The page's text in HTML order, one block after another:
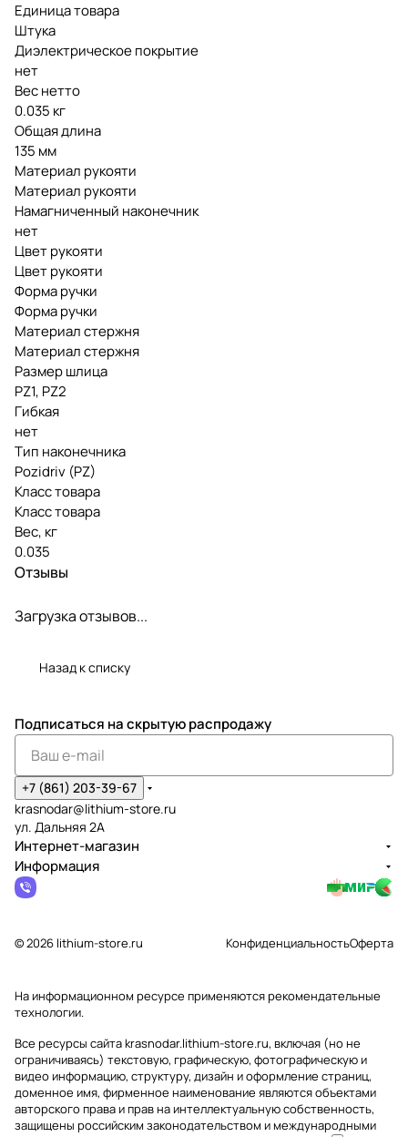
Единица товара
Штука
Диэлектрическое покрытие
нет
Вес нетто
0.035 кг
Общая длина
135 мм
Материал рукояти
Материал рукояти
Намагниченный наконечник
нет
Цвет рукояти
Цвет рукояти
Форма ручки
Форма ручки
Материал стержня
Материал стержня
Размер шлица
PZ1, PZ2
Гибкая
нет
Тип наконечника
Pozidriv (PZ)
Класс товара
Класс товара
Вес, кг
0.035
Отзывы
Загрузка отзывов...
Назад к списку
Подписаться на скрытую распродажу
+7 (861) 203-39-67
krasnodar@lithium-store.ru
ул. Дальняя 2А
Интернет-магазин
Информация
© 2026 lithium-store.ru КонфиденциальностьОферта
На информационном ресурсе применяютсярекомендательные
технологии.
Все ресурсы сайта krasnodar.lithium-store.ru, включая (но не
ограничиваясь) текстовую, графическую, фотографическую и
видео информацию, структуру, дизайн и оформление страниц,
доменное имя, фирменное наименование являются объектами
авторского права и прав на интеллектуальную собственность,
защищены российским законодательством и международными